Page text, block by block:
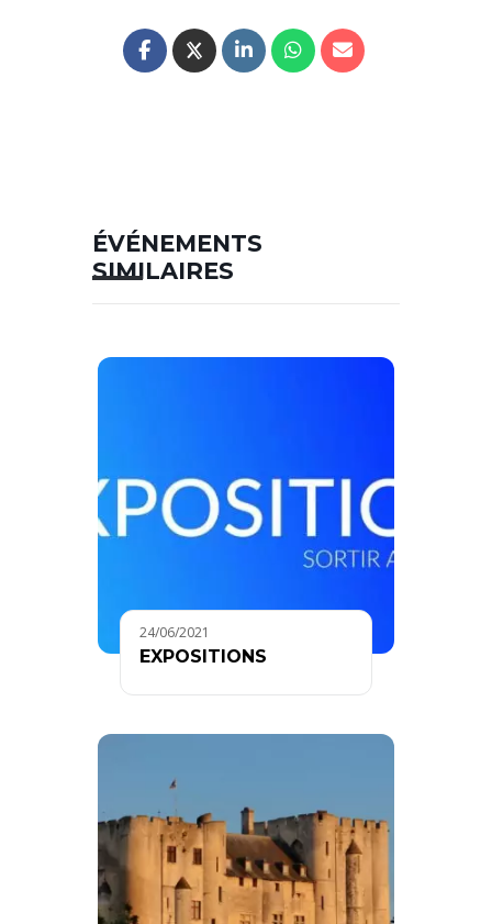
ÉVÉNEMENTS
SIMILAIRES
24/06/2021
EXPOSITIONS